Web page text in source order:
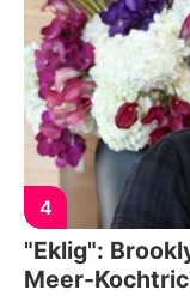
4
"Eklig":
Meer-